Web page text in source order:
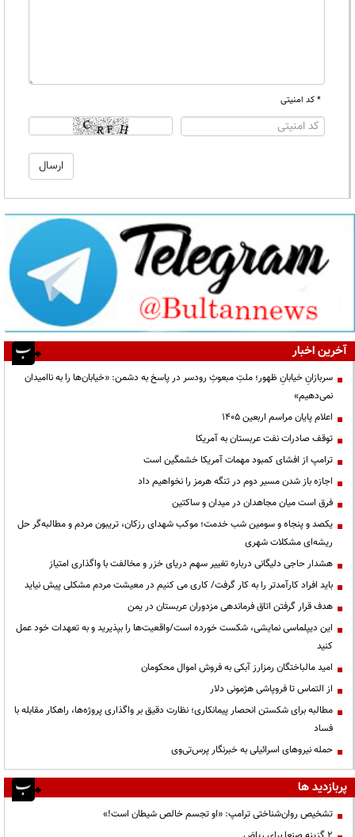
* کد امنیتی
آخرین اخبار
سربازانِ خیابانِ ظهور؛ ملتِ مبعوثِ رودسر در پاسخ به دشمن: «خیابان‌ها را به ناامیدان
نمی‌دهیم»
اعلام پایان مراسم اربعین ۱۴۰۵
توقف صادرات نفت عربستان به آمریکا
ترامپ از افشای کمبود مهمات آمریکا خشمگین است
اجازه باز شدن مسیر دوم در تنگه هرمز را نخواهیم داد
فرق است میان مجاهدان در میدان و ساکتین
یکصد و پنجاه و سومین شب خدمت؛ موکب شهدای رزکان، تریبون مردم و مطالبه‌گر حل
ریشه‌ای مشکلات شهری
هشدار حاجی دلیگانی درباره تغییر سهم دریای خزر و مخالفت با واگذاری امتیاز
باید افراد کارآمدتر را به کار گرفت/ کاری می کنیم در معیشت مردم مشکلی پیش نیاید
هدف قرار گرفتن اتاق‌ فرماندهی مزدوران عربستان در یمن
این دیپلماسی نمایشی، شکست خورده است/واقعیت‌ها را بپذیرید و به تعهدات خود عمل
کنید
امید مالباختگان رمزارز آبکی به فروش اموال محکومان
از التماس تا فروپاشی هژمونی دلار
مطالبه برای شکستن انحصار پیمانکاری؛ نظارت دقیق بر واگذاری پروژه‌ها، راهکار مقابله با
فساد
حمله نیروهای اسرائیلی به خبرنگار پرس‌تی‌وی
پربازدید ها
تشخیص روان‌شناختی ترامپ: «او تجسم خالص شیطان است!»